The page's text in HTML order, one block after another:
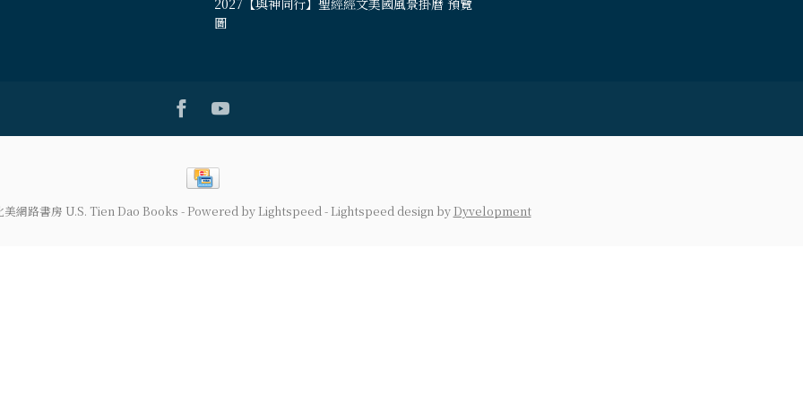
圖
網路書房 U.S. Tien Dao Books - Powered by Lightspeed - Lightspeed design by Dyvelopment